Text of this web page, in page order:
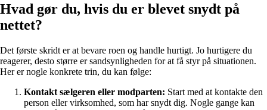
Hvad gør du, hvis du er blevet snydt på
nettet?
Det første skridt er at bevare roen og handle hurtigt. Jo hurtigere du
reagerer, desto større er sandsynligheden for at få styr på situationen.
Her er nogle konkrete trin, du kan følge:
Kontakt sælgeren eller modparten: Start med at kontakte den
person eller virksomhed, som har snydt dig. Nogle gange kan